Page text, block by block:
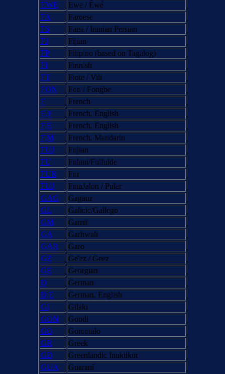
EWE
Ewe / Éwé
FA
Faroese
FS
Farsi / Iranian Persian
FJ
Fijian
FP
Filipino (based on Tagalog)
FI
Finnish
FT
Fiote / Vili
FON
Fon / Fongbe
F
French
E,F
French, English
F,E
French, English
F,M
French, Mandarin
FUJ
Fujian
FU
Fulani/Fulfulde
FUR
Fur
FUJ
FutaJalon / Pular
GAG
Gagauz
GL
Galicic/Gallego
GM
Gamit
GA
Garhwali
GAR
Garo
GZ
Ge'ez / Geez
GE
Georgian
D
German
D,E
German, English
GI
Gilaki
GON
Gondi
GO
Gorontalo
GR
Greek
GD
Greenlandic Inuktikut
GUA
Guaraní